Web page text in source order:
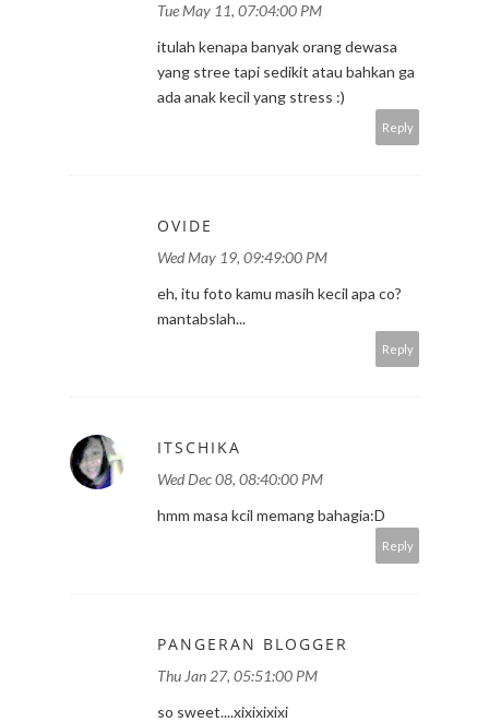
Tue May 11, 07:04:00 PM
itulah kenapa banyak orang dewasa
yang stree tapi sedikit atau bahkan ga
ada anak kecil yang stress :)
Reply
OVIDE
Wed May 19, 09:49:00 PM
eh, itu foto kamu masih kecil apa co?
mantabslah...
Reply
ITSCHIKA
Wed Dec 08, 08:40:00 PM
hmm masa kcil memang bahagia:D
Reply
PANGERAN BLOGGER
Thu Jan 27, 05:51:00 PM
so sweet....xixixixixi